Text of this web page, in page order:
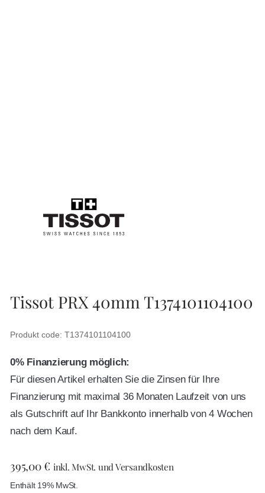
Tissot PRX 40mm T1374101104100
Produkt code: T1374101104100
0% Finanzierung möglich:
Für diesen Artikel erhalten Sie die Zinsen für Ihre
Finanzierung mit maximal 36 Monaten Laufzeit von uns
als Gutschrift auf Ihr Bankkonto innerhalb von 4 Wochen
nach dem Kauf.
395,00€ inkl. MwSt. und Versandkosten
Enthält 19% MwSt.